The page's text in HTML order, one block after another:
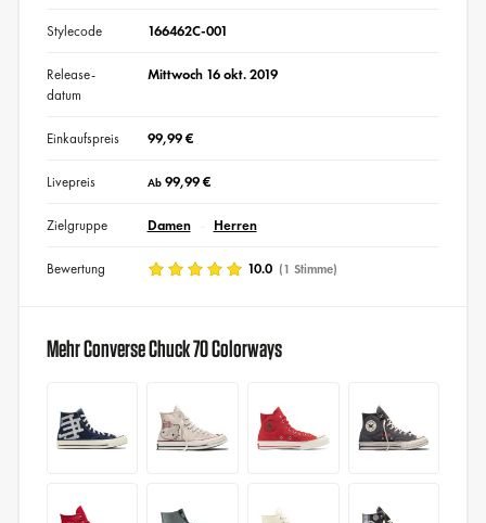
Stylecode 166462C-001
Release-
datum
Mittwoch 16 okt. 2019
Einkaufspreis 99,99 €
Livepreis Ab99,99 €
Zielgruppe Damen Herren
Bewertung 10.0 (1 Stimme)
Mehr Converse Chuck 70 Colorways